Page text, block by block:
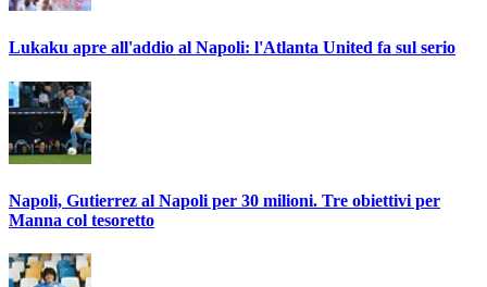
Lukaku apre all'addio al Napoli: l'Atlanta United fa sul serio
Napoli, Gutierrez al Napoli per 30 milioni. Tre obiettivi per
Manna col tesoretto